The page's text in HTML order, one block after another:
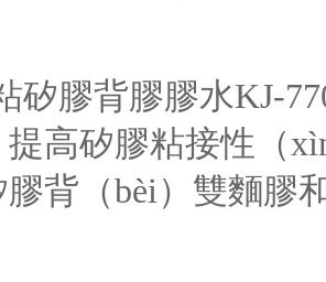
矽膠背膠膠水KJ-
高矽膠粘接性（
背（bèi）雙麵膠